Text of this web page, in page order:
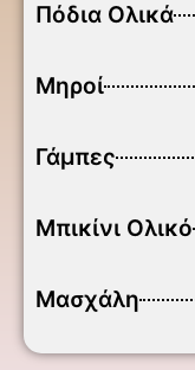
Πόδια Ολικά
Μηροί
Γάμπες
Μπικίνι Ολικό
Μασχάλη